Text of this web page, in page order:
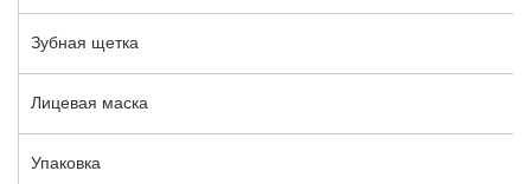
Зубная щетка
Лицевая маска
Упаковка